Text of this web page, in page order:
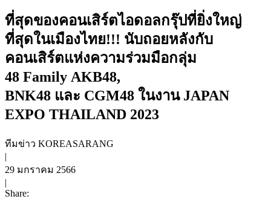
ที่สุดของคอนเสิร์ตไอดอลกรุ๊ปที่ยิ่งใหญ่
ที่สุดในเมืองไทย!!! นับถอยหลังกับ
คอนเสิร์ตแห่งความร่วมมือกลุ่ม
48 Family AKB48,
BNK48 และ CGM48 ในงาน JAPAN
EXPO THAILAND 2023
ทีมข่าว KOREASARANG
|
29 มกราคม 2566
|
Share: